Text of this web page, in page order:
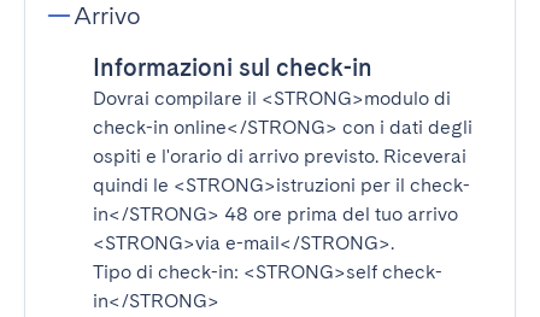
Arrivo
Informazioni sul check-in
Dovrai compilare il <STRONG>modulo di
check-in online</STRONG> con i dati degli
ospiti e l'orario di arrivo previsto. Riceverai
quindi le <STRONG>istruzioni per il check-
in</STRONG> 48 ore prima del tuo arrivo
<STRONG>via e-mail</STRONG>.
Tipo di check-in: <STRONG>self check-
in</STRONG>